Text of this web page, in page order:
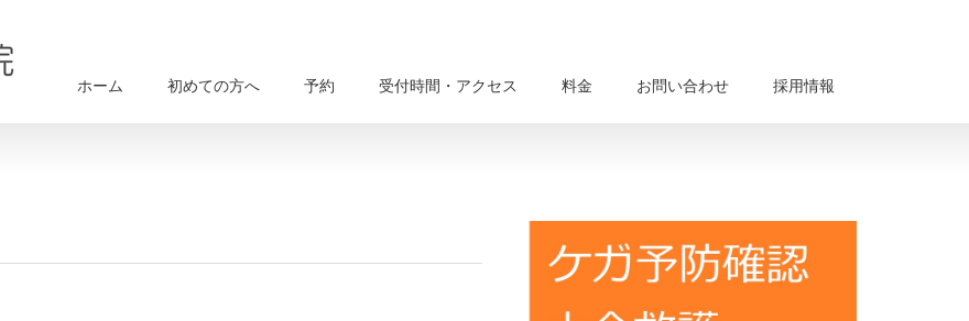
ホーム 初めての方へ 予約 受付時間・アクセス 料金 お問い合わせ 採用情報